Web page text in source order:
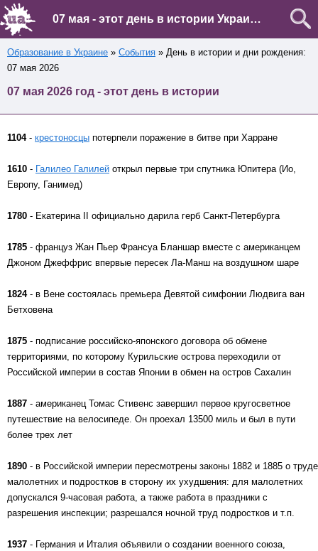
07 мая - этот день в истории Украины и мира
Образование в Украине » События » День в истории и дни рождения:
07 мая 2026
07 мая 2026 год - этот день в истории
1104- крестоносцы потерпели поражение в битве при Харране
1610 - Галилео Галилей открыл первые три спутника Юпитера (Ио,
Европу, Ганимед)
1780 - Екатерина II официально дарила герб Санкт-Петербурга
1785 - француз Жан Пьер Франсуа Бланшар вместе с американцем
Джоном Джеффрис впервые пересек Ла-Манш на воздушном шаре
1824- в Вене состоялась премьера Девятой симфонии Людвига ван
Бетховена
1875 - подписание российско-японского договора об обмене
территориями, по которому Курильские острова переходили от
Российской империи в состав Японии в обмен на остров Сахалин
1887 - американец Томас Стивенс завершил первое кругосветное
путешествие на велосипеде. Он проехал 13500 миль и был в пути
более трех лет
1890 - в Российской империи пересмотрены законы 1882 и 1885 о труде
малолетних и подростков в сторону их ухудшения: для малолетних
допускался 9-часовая работа, а также работа в праздники с
разрешения инспекции; разрешался ночной труд подростков и т.п.
1937 - Германия и Италия объявили о создании военного союза,